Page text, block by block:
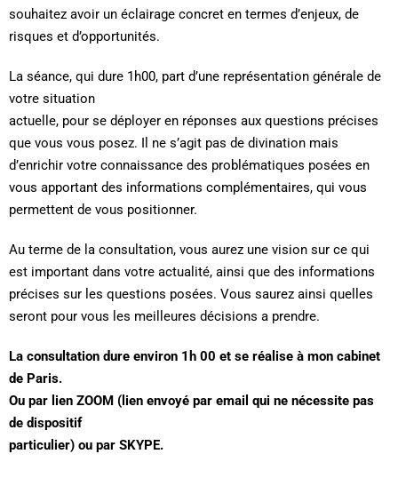
souhaitez avoir un éclairage concret en termes d’enjeux, de
risques et d’opportunités.
La séance, qui dure 1h00, part d’une représentation générale de
votre situation
actuelle, pour se déployer en réponses aux questions précises
que vous vous posez. Il ne s’agit pas de divination mais
d’enrichir votre connaissance des problématiques posées en
vous apportant des informations complémentaires, qui vous
permettent de vous positionner.
Au terme de la consultation, vous aurez une vision sur ce qui
est important dans votre actualité, ainsi que des informations
précises sur les questions posées. Vous saurez ainsi quelles
seront pour vous les meilleures décisions a prendre.
La consultation dure environ 1h 00 et se réalise à mon cabinet
de Paris.
Ou par lien ZOOM (lien envoyé par email qui ne nécessite pas
de dispositif
particulier) ou par SKYPE.